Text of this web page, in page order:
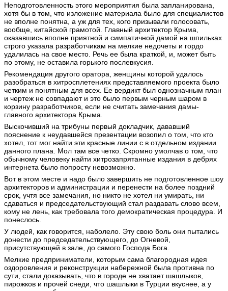
Неподготовленность этого мероприятия была запланирована,
хотя бы в том, что изложение материала было для специалистов
не вполне понятна, а уж для тех, кого призывали голосовать,
вообще, китайской грамотой. Главный архитектор Крыма,
оказавшись вполне приятной и симпатичной дамой на шпильках
строго указала разработчикам на мелкие недочеты и гордо
удалилась на свое место. Речь ее была краткой, и, может быть
по этому, не оставила горького послевкусия.
Рекомендация другого оратора, женщины которой удалось
разобраться в хитросплетениях представляемого проекта было
четким и понятным для всех. Ее вердикт был однозначным план
и чертеж не совпадают и это было первым черным шаром в
корзину разработчиков, если не считать замечания дамы-
главного архитектора Крыма.
Выскочивший на трибуны первый докладчик, дававший
пояснение к неудавшейся презентации возопил о том, что кто
хотел, тот мог найти эти красные линии с в отдельном издании
данного плана. Мол там все четко. Скромно умолчав о том, что
обычному человеку найти хитрозапрятанные издания в дебрях
интернета было попросту невозможно.
Вот в этом месте и надо было завершить не подготовленное шоу
архитекторов и администрации и перенести на более поздний
срок, учтя все замечания, но никто не хотел ни умирать, ни
сдаваться и председательствующий стал раздавать слово всем,
кому не лень, как требовала того демократическая процедура. И
понеслось.
У людей, как говорится, наболело. Эту свою боль они пытались
донести до председательствующего, до Огневой,
присутствующей в зале, до самого Господа Бога.
Мелкие предприниматели, которым сама благородная идея
оздоровления и реконструкции набережной была противна по
сути, стали доказывать, что в городе не хватает шашлыков,
пирожков и прочей снеди, что шашлыки в Турции вкуснее, а у